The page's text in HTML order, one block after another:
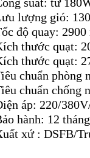
suất: từ
lượng gió:
độ quay:
thước quạt:
thước quạt:
chuẩn phòng
chuẩn chống
áp: 220/
hành: 12
xứ : DSFB/